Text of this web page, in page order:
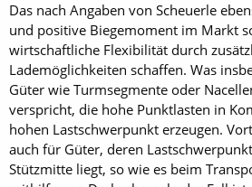
Das nach Angaben von Scheuerle
und positive Biegemoment im Markt
wirtschaftliche Flexibilität durch
Lademöglichkeiten schaffen. Was
Güter wie Turmsegmente oder
verspricht, die hohe Punktlasten in
hohen Lastschwerpunkt erzeugen.
auch für Güter, deren
Stützmitte liegt, so wie es beim